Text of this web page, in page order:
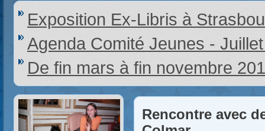
Exposition Ex-Libris à
Agenda Comité Jeunes -
De fin mars à fin novembre
Rencontre avec